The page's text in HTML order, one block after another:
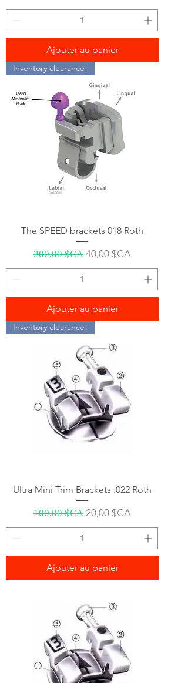
Ajouter au panier
Inventory clearance!
The SPEED brackets 018 Roth
Prix original
200,00 $CA Prix promotionnel
40,00 $CA
Ajouter au panier
Inventory clearance!
Ultra Mini Trim Brackets .022 Roth
Prix original
100,00 $CA Prix promotionnel
20,00 $CA
Ajouter au panier